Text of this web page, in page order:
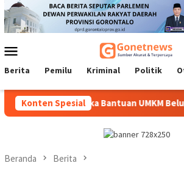
Loncat
ke
konten
Mobile
Berita Pemilu Kriminal Politik
Konten Spesial
Jika Bantuan UMKM Belum Siap
Beranda Berita